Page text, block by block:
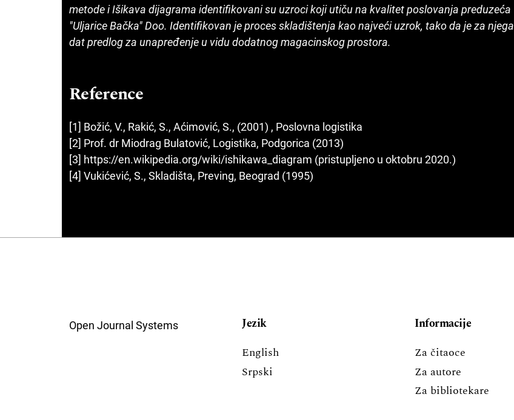
metode i Išikava dijagrama identifikovani su uzroci koji utiču na kvalitet poslovanja preduzeća
"Uljarice Bačka" Doo. Identifikovan je proces skladištenja kao najveći uzrok, tako da je za njega
dat predlog za unapređenje u vidu dodatnog magacinskog prostora.
Reference
[1] Božić, V., Rakić, S., Aćimović, S., (2001) , Poslovna logistika
[2] Prof. dr Miodrag Bulatović, Logistika, Podgorica (2013)
[3] https://en.wikipedia.org/wiki/ishikawa_diagram (pristupljeno u oktobru 2020.)
[4] Vukićević, S., Skladišta, Preving, Beograd (1995)
Open Journal Systems
Jezik
English
Srpski
Informacije
Za čitaoce
Za autore
Za bibliotekare